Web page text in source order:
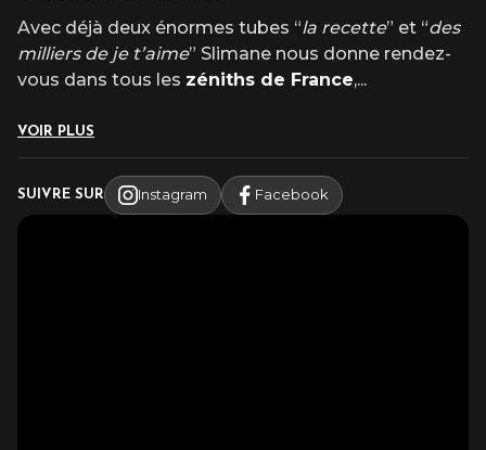
Avec déjà deux énormes tubes “la recette” et “des
milliers de je t’aime” Slimane nous donne rendez-
vous dans tous les zéniths de France,...
VOIR PLUS
SUIVRE SUR Instagram Facebook